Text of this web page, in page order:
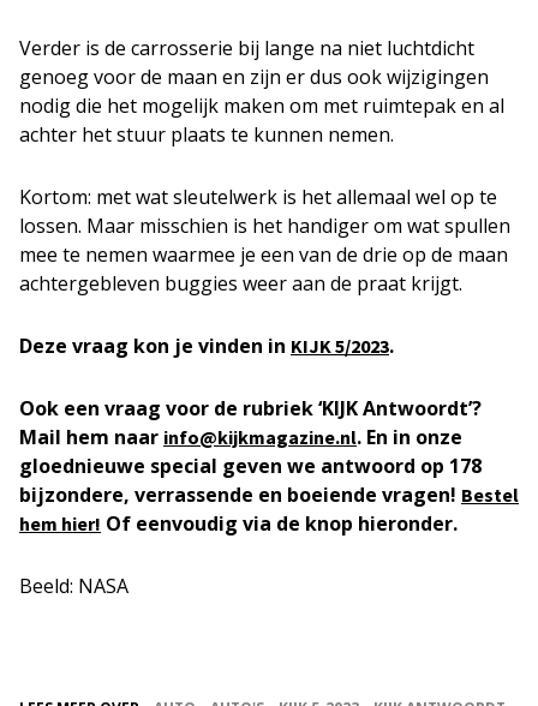
Verder is de carrosserie bij lange na niet luchtdicht
genoeg voor de maan en zijn er dus ook wijzigingen
nodig die het mogelijk maken om met ruimtepak en al
achter het stuur plaats te kunnen nemen.
Kortom: met wat sleutelwerk is het allemaal wel op te
lossen. Maar misschien is het handiger om wat spullen
mee te nemen waarmee je een van de drie op de maan
achtergebleven buggies weer aan de praat krijgt.
Deze vraag kon je vinden in KIJK 5/2023.
Ook een vraag voor de rubriek ‘KIJK Antwoordt’?
Mail hem naar info@kijkmagazine.nl. En in onze
gloednieuwe special geven we antwoord op 178
bijzondere, verrassende en boeiende vragen! Bestel
hem hier! Of eenvoudig via de knop hieronder.
Beeld: NASA